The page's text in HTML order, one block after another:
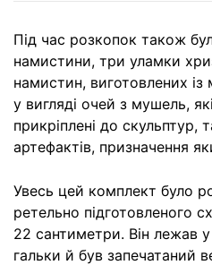
Під час розкопок також
намистини, три уламки
намистин, виготовлених із
у вигляді очей з мушель,
прикріплені до скульптур,
артефактів, призначення
Увесь цей комплект було
ретельно
22 сантиметри. Він лежав
гальки й був запечатаний